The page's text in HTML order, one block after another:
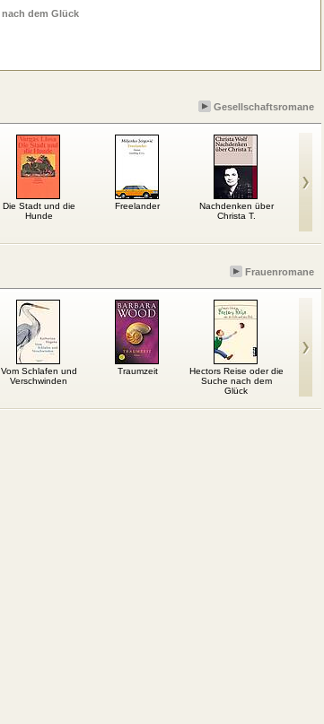
dem Glück
Gesellschaftsromane
Die Stadt und die
Hunde
Freelander
Nachdenken über
Christa T.
Frauenromane
Vom Schlafen und
Verschwinden
Traumzeit
Hectors Reise oder die
Suche nach dem
Glück